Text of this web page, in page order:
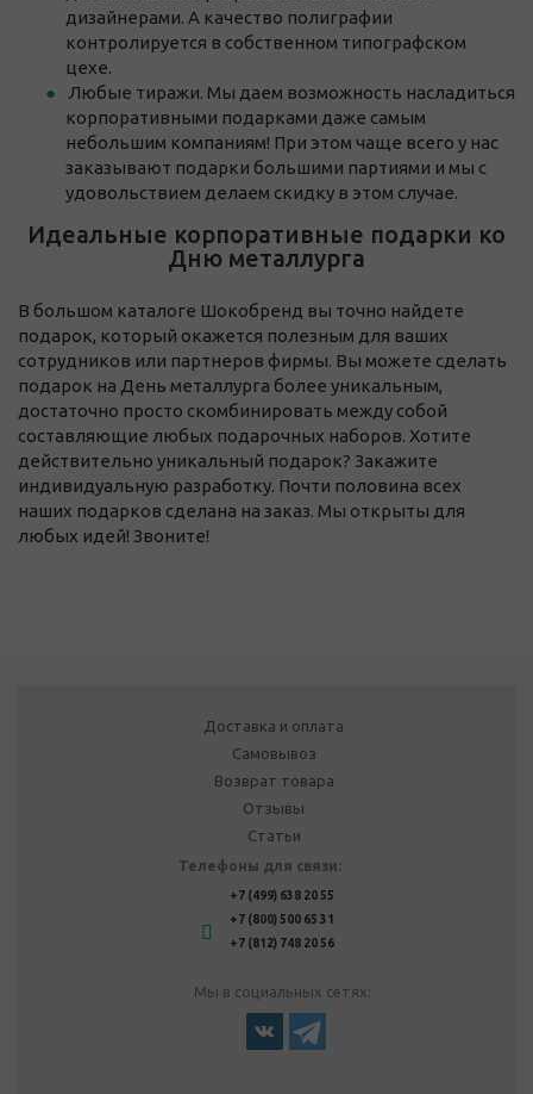
дизайнерами. А качество полиграфии
контролируется в собственном типографском
цехе.
Любые тиражи. Мы даем возможность насладиться
корпоративными подарками даже самым
небольшим компаниям! При этом чаще всего у нас
заказывают подарки большими партиями и мы с
удовольствием делаем скидку в этом случае.
Идеальные корпоративные подарки ко
Дню металлурга
В большом каталоге Шокобренд вы точно найдете
подарок, который окажется полезным для ваших
сотрудников или партнеров фирмы. Вы можете сделать
подарок на День металлурга более уникальным,
достаточно просто скомбинировать между собой
составляющие любых подарочных наборов. Хотите
действительно уникальный подарок? Закажите
индивидуальную разработку. Почти половина всех
наших подарков сделана на заказ. Мы открыты для
любых идей! Звоните!
Доставка и оплата
Самовывоз
Возврат товара
Отзывы
Статьи
Телефоны для связи:
+7 (499) 638 20 55
+7 (800) 500 65 31
+7 (812) 748 20 56
Мы в социальных сетях: